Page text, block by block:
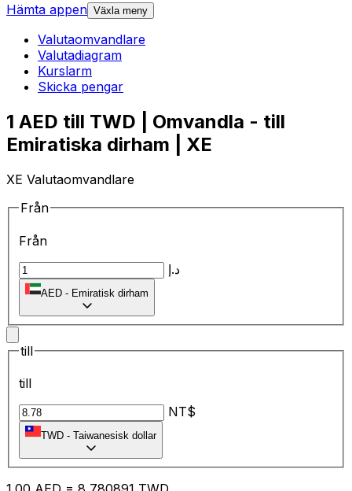
Hämta appen Växla meny
Valutaomvandlare
Valutadiagram
Kurslarm
Skicka pengar
1 AED till TWD | Omvandla - till
Emiratiska dirham | XE
XE Valutaomvandlare
Från
Från
د.إ
AED - Emiratisk dirham
till
till
NT$
TWD - Taiwanesisk dollar